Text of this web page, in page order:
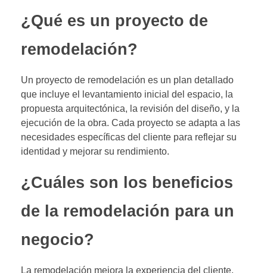
¿Qué es un proyecto de
remodelación?
Un proyecto de remodelación es un plan detallado
que incluye el levantamiento inicial del espacio, la
propuesta arquitectónica, la revisión del diseño, y la
ejecución de la obra. Cada proyecto se adapta a las
necesidades específicas del cliente para reflejar su
identidad y mejorar su rendimiento.
¿Cuáles son los beneficios
de la remodelación para un
negocio?
La remodelación mejora la experiencia del cliente,